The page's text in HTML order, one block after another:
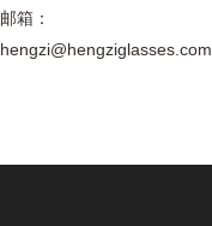
邮箱：
hengzi@hengziglasses.com